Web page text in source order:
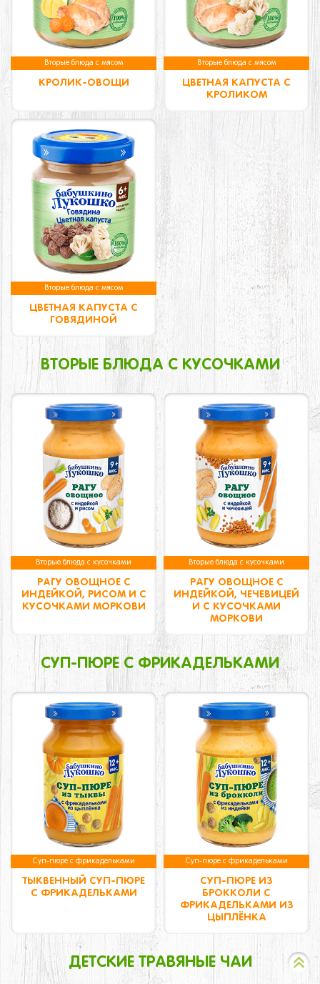
Вторые блюда с мясом
КРОЛИК-ОВОЩИ
Вторые блюда с мясом
ЦВЕТНАЯ КАПУСТА С
КРОЛИКОМ
Вторые блюда с мясом
ЦВЕТНАЯ КАПУСТА С
ГОВЯДИНОЙ
ВТОРЫЕ БЛЮДА С КУСОЧКАМИ
Вторые блюда с кусочками
РАГУ ОВОЩНОЕ С
ИНДЕЙКОЙ, РИСОМ И С
КУСОЧКАМИ МОРКОВИ
Вторые блюда с кусочками
РАГУ ОВОЩНОЕ С
ИНДЕЙКОЙ, ЧЕЧЕВИЦЕЙ
И С КУСОЧКАМИ
МОРКОВИ
СУП-ПЮРЕ С ФРИКАДЕЛЬКАМИ
Суп-пюре с фрикадельками
ТЫКВЕННЫЙ СУП-ПЮРЕ
С ФРИКАДЕЛЬКАМИ
Суп-пюре с фрикадельками
СУП-ПЮРЕ ИЗ
БРОККОЛИ С
ФРИКАДЕЛЬКАМИ ИЗ
ЦЫПЛЁНКА
ДЕТСКИЕ ТРАВЯНЫЕ ЧАИ